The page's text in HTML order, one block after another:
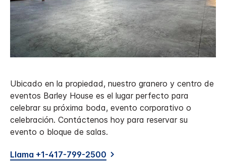
Ubicado en la propiedad, nuestro granero y centro de
eventos Barley House es el lugar perfecto para
celebrar su próxima boda, evento corporativo o
celebración. Contáctenos hoy para reservar su
evento o bloque de salas.
Llama +1-417-799-2500